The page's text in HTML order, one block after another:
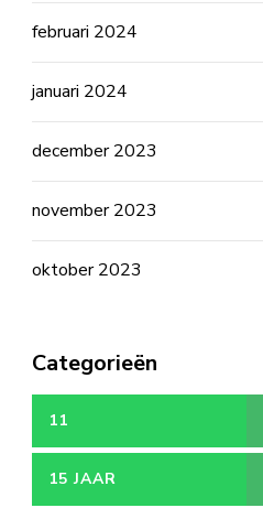
februari 2024
januari 2024
december 2023
november 2023
oktober 2023
Categorieën
11
15 JAAR